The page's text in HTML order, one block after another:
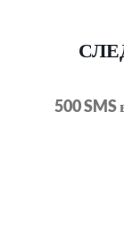
Предыдущий
500 SMS